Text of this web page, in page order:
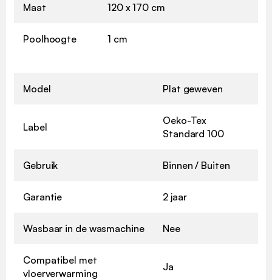
Maat 120 x 170 cm
Poolhoogte 1 cm
Model Plat geweven
Label
Oeko-Tex
Standard 100
Gebruik Binnen / Buiten
Garantie 2 jaar
Wasbaar in de wasmachine Nee
Compatibel met
vloerverwarming
Ja